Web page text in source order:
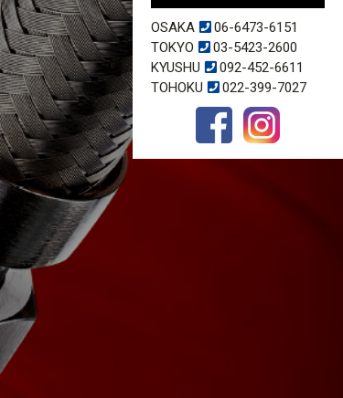
OSAKA
06-6473-6151
TOKYO
03-5423-2600
KYUSHU
092-452-6611
TOHOKU
022-399-7027